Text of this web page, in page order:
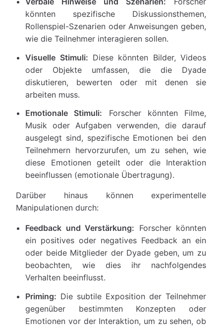
könnten spezifische Diskussionsthemen,
Rollenspiel-Szenarien oder Anweisungen geben,
wie die Teilnehmer interagieren sollen.
Visuelle Stimuli: Diese könnten Bilder, Videos
oder Objekte umfassen, die die Dyade
diskutieren, bewerten oder mit denen sie
arbeiten muss.
Emotionale Stimuli: Forscher könnten Filme,
Musik oder Aufgaben verwenden, die darauf
ausgelegt sind, spezifische Emotionen bei den
Teilnehmern hervorzurufen, um zu sehen, wie
diese Emotionen geteilt oder die Interaktion
beeinflussen (emotionale Übertragung).
Darüber hinaus können experimentelle
Manipulationen durch:
Feedback und Verstärkung: Forscher könnten
ein positives oder negatives Feedback an ein
oder beide Mitglieder der Dyade geben, um zu
beobachten, wie dies ihr nachfolgendes
Verhalten beeinflusst.
Priming: Die subtile Exposition der Teilnehmer
gegenüber bestimmten Konzepten oder
Emotionen vor der Interaktion, um zu sehen, ob